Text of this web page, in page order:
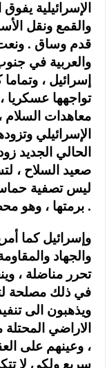
الإسرائيلية
والقمع ونقل
قدم وساق .
والعربية في
إسرائيل ،
تواجهها عسكريا
معاهدات السلام ،
الإسرائيلي
الحالي الجديد
صعيد السلاح ،
ليس تصفية حماس
برمتها ، وهو محض سراب .
وإسرائيل كما
والجهاد
تحرر مناضلة ،
في ذلك مصلحة
ويذهبون الى
الاراضي
، وعينهم على
سريع ولكي لا